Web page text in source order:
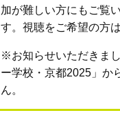
加が難しい方にもご覧
す。視聴をご希望の方
※お知らせいただきま
ー学校・京都2025」か
ん。